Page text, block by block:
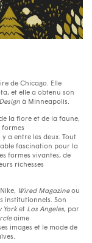
de Chicago. Elle
et elle a obtenu son
à Minneapolis.
la flore et de la faune,
formes
a entre les deux. Tout
fascination pour la
formes vivantes, de
richesses
Wired Magazineou
institutionnels. Son
Yorket Los Angeles, par
aime
images et le mode de